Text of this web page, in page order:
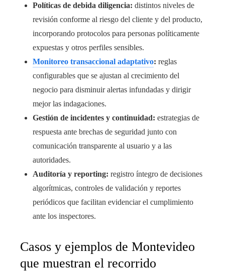
Políticas de debida diligencia: distintos niveles de
revisión conforme al riesgo del cliente y del producto,
incorporando protocolos para personas políticamente
expuestas y otros perfiles sensibles.
Monitoreo transaccional adaptativo: reglas
configurables que se ajustan al crecimiento del
negocio para disminuir alertas infundadas y dirigir
mejor las indagaciones.
Gestión de incidentes y continuidad: estrategias de
respuesta ante brechas de seguridad junto con
comunicación transparente al usuario y a las
autoridades.
Auditoría y reporting: registro íntegro de decisiones
algorítmicas, controles de validación y reportes
periódicos que facilitan evidenciar el cumplimiento
ante los inspectores.
Casos y ejemplos de Montevideo
que muestran el recorrido